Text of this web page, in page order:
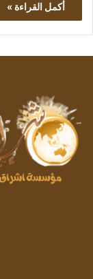
أكمل القراءة »